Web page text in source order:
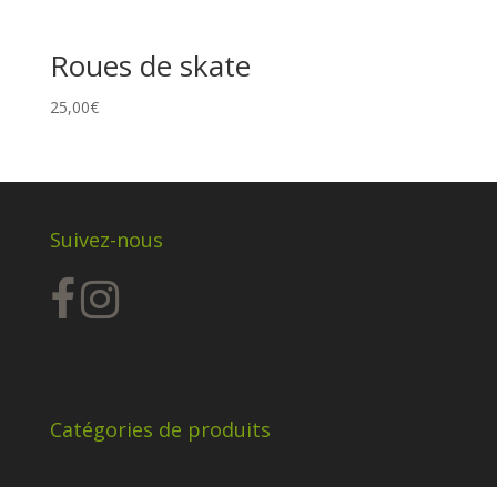
Roues de skate
25,00€
Suivez-nous
Catégories de produits